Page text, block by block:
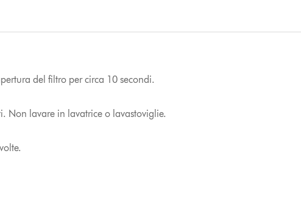
del filtro per circa 10 secondi.
Non lavare in lavatrice o lavastoviglie.